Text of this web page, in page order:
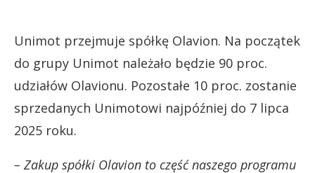
Unimot przejmuje spółkę Olavion. Na początek
do grupy Unimot należało będzie 90 proc.
udziałów Olavionu. Pozostałe 10 proc. zostanie
sprzedanych Unimotowi najpóźniej do 7 lipca
2025 roku.
– Zakup spółki Olavion to część naszego programu